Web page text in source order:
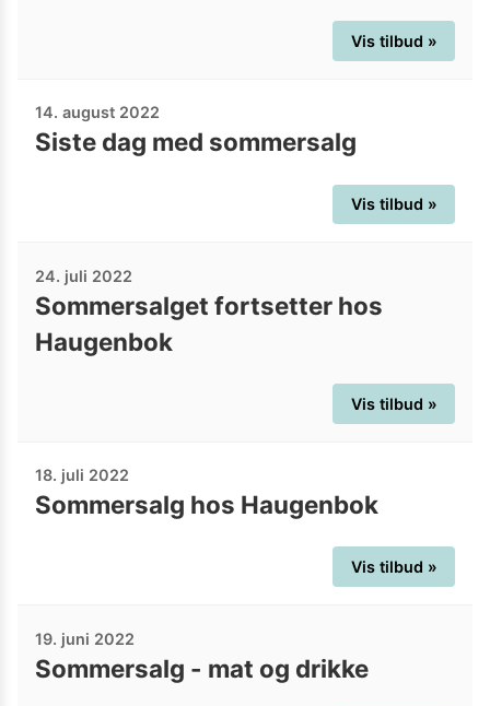
Vis tilbud »
14. august 2022
Siste dag med sommersalg
Vis tilbud »
24. juli 2022
Sommersalget fortsetter hos
Haugenbok
Vis tilbud »
18. juli 2022
Sommersalg hos Haugenbok
Vis tilbud »
19. juni 2022
Sommersalg - mat og drikke